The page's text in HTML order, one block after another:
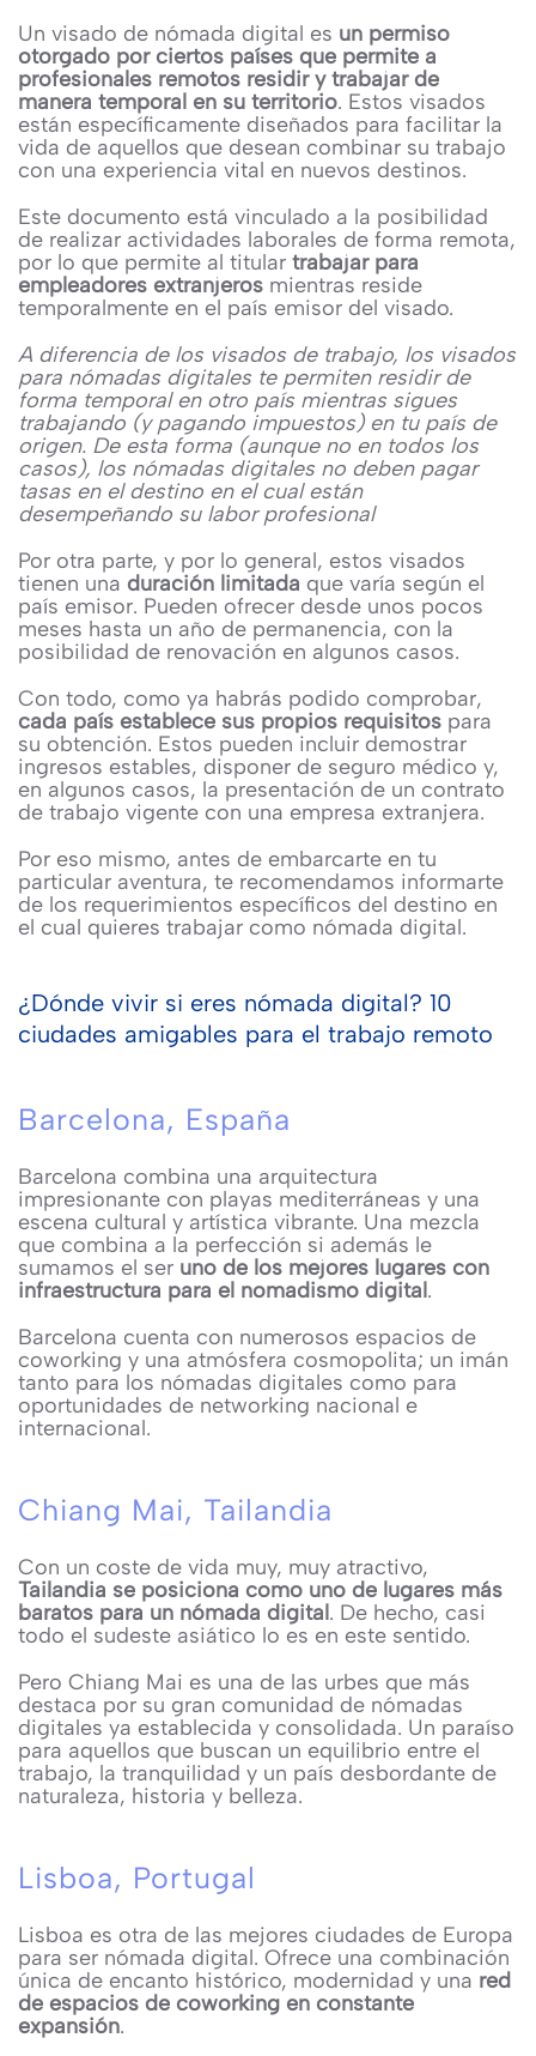
Un visado de nómada digital es un permiso
otorgado por ciertos países que permite a
profesionales remotos residir y trabajar de
manera temporal en su territorio. Estos visados
están específicamente diseñados para facilitar la
vida de aquellos que desean combinar su trabajo
con una experiencia vital en nuevos destinos.
Este documento está vinculado a la posibilidad
de realizar actividades laborales de forma remota,
por lo que permite al titular trabajar para
empleadores extranjeros mientras reside
temporalmente en el país emisor del visado.
A diferencia de los visados de trabajo, los visados
para nómadas digitales te permiten residir de
forma temporal en otro país mientras sigues
trabajando (y pagando impuestos) en tu país de
origen. De esta forma (aunque no en todos los
casos), los nómadas digitales no deben pagar
tasas en el destino en el cual están
desempeñando su labor profesional
Por otra parte, y por lo general, estos visados
tienen una duración limitada que varía según el
país emisor. Pueden ofrecer desde unos pocos
meses hasta un año de permanencia, con la
posibilidad de renovación en algunos casos.
Con todo, como ya habrás podido comprobar,
cada país establece sus propios requisitos para
su obtención. Estos pueden incluir demostrar
ingresos estables, disponer de seguro médico y,
en algunos casos, la presentación de un contrato
de trabajo vigente con una empresa extranjera.
Por eso mismo, antes de embarcarte en tu
particular aventura, te recomendamos informarte
de los requerimientos específicos del destino en
el cual quieres trabajar como nómada digital.
¿Dónde vivir si eres nómada digital? 10
ciudades amigables para el trabajo remoto
Barcelona, España
Barcelona combina una arquitectura
impresionante con playas mediterráneas y una
escena cultural y artística vibrante. Una mezcla
que combina a la perfección si además le
sumamos el ser uno de los mejores lugares con
infraestructura para el nomadismo digital.
Barcelona cuenta con numerosos espacios de
coworking y una atmósfera cosmopolita; un imán
tanto para los nómadas digitales como para
oportunidades de networking nacional e
internacional.
Chiang Mai, Tailandia
Con un coste de vida muy, muy atractivo,
Tailandia se posiciona como uno de lugares más
baratos para un nómada digital. De hecho, casi
todo el sudeste asiático lo es en este sentido.
Pero Chiang Mai es una de las urbes que más
destaca por su gran comunidad de nómadas
digitales ya establecida y consolidada. Un paraíso
para aquellos que buscan un equilibrio entre el
trabajo, la tranquilidad y un país desbordante de
naturaleza, historia y belleza.
Lisboa, Portugal
Lisboa es otra de las mejores ciudades de Europa
para ser nómada digital. Ofrece una combinación
única de encanto histórico, modernidad y una red
de espacios de coworking en constante
expansión.